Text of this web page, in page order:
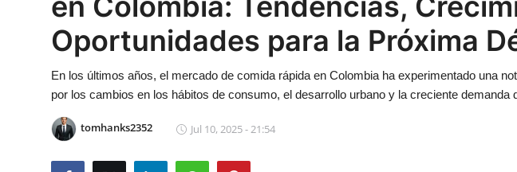
Privacy Policy
News Network
Submit Press Release
Oportunidades para la Próxima
En los últimos años, el mercado de comida rápida en Colombia ha experimentado una
por los cambios en los hábitos de consumo, el desarrollo urbano y la creciente demanda
tomhanks2352 Jul 10, 2025 - 21:54